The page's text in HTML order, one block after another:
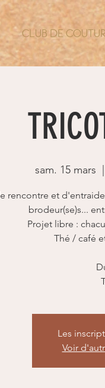
CLUB DE
sam. 15 mars
rencontre et
brodeur(se)s...
Projet libre :
Thé / café
Les
Voir